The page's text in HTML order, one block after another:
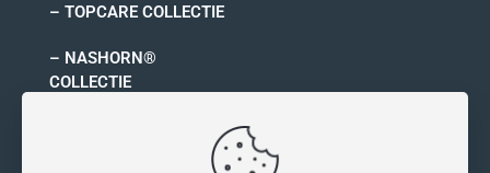
– TOPCARE COLLECTIE
– NASHORN®
COLLECTIE